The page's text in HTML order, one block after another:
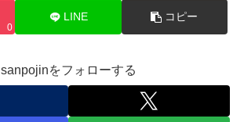
0
LINE コピー
sanpojinをフォローする